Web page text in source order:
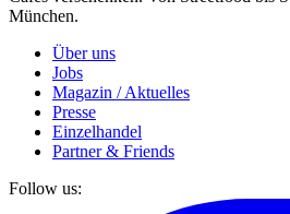
München.
Über uns
Jobs
Magazin / Aktuelles
Presse
Einzelhandel
Partner & Friends
Follow us: